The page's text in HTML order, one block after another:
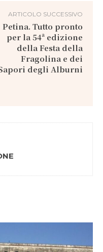
ARTICOLO SUCCESSIVO
Petina. Tutto pronto
per la 54ª edizione
della Festa della
Fragolina e dei
degli Alburni